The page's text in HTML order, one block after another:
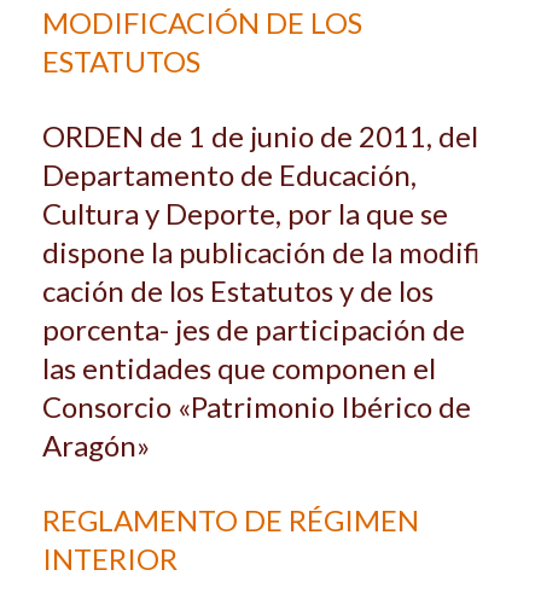
MODIFICACIÓN DE LOS
ESTATUTOS
ORDEN de 1 de junio de 2011, del
Departamento de Educación,
Cultura y Deporte, por la que se
dispone la publicación de la modifi
cación de los Estatutos y de los
porcenta- jes de participación de
las entidades que componen el
Consorcio «Patrimonio Ibérico de
Aragón»
REGLAMENTO DE RÉGIMEN
INTERIOR